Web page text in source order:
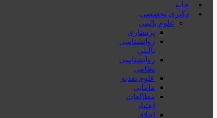
خانه
دکتری تخصصی
علوم بالینی
پرستاری
روانشناسی
بالینی
روانشناسی
نظامی
علوم تغذیه
مامایی
مطالعات
اعتیاد
اخلاق